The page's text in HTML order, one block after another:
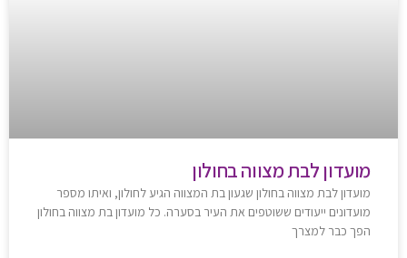
מועדון לבת מצווה בחולון
מועדון לבת מצווה בחולון שגעון בת המצווה הגיע לחולון, ואיתו מספר
מועדונים ייעודים ששוטפים את העיר בסערה. כל מועדון בת מצווה בחולון
הפך כבר למצרך